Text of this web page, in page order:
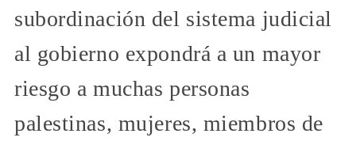
subordinación del sistema judicial
al gobierno expondrá a un mayor
riesgo a muchas personas
palestinas, mujeres, miembros de